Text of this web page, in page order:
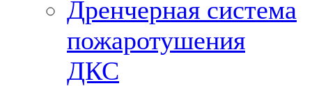
Дренчерная система
пожаротушения
ДКС